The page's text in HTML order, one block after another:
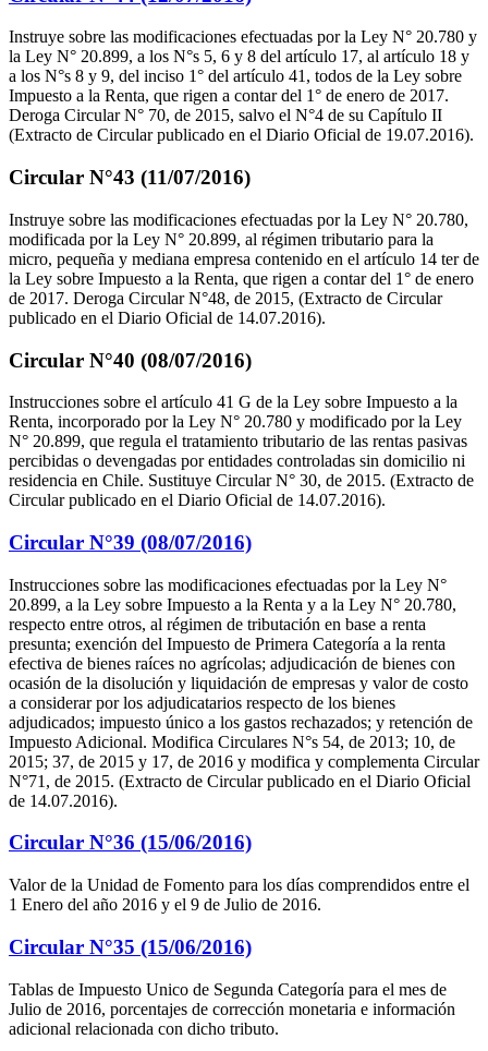
Instruye sobre las modificaciones efectuadas por la Ley N° 20.780 y
la Ley N° 20.899, a los N°s 5, 6 y 8 del artículo 17, al artículo 18 y
a los N°s 8 y 9, del inciso 1° del artículo 41, todos de la Ley sobre
Impuesto a la Renta, que rigen a contar del 1° de enero de 2017.
Deroga Circular N° 70, de 2015, salvo el N°4 de su Capítulo II
(Extracto de Circular publicado en el Diario Oficial de 19.07.2016).
Circular N°43 (11/07/2016)
Instruye sobre las modificaciones efectuadas por la Ley N° 20.780,
modificada por la Ley N° 20.899, al régimen tributario para la
micro, pequeña y mediana empresa contenido en el artículo 14 ter de
la Ley sobre Impuesto a la Renta, que rigen a contar del 1° de enero
de 2017. Deroga Circular N°48, de 2015, (Extracto de Circular
publicado en el Diario Oficial de 14.07.2016).
Circular N°40 (08/07/2016)
Instrucciones sobre el artículo 41 G de la Ley sobre Impuesto a la
Renta, incorporado por la Ley N° 20.780 y modificado por la Ley
N° 20.899, que regula el tratamiento tributario de las rentas pasivas
percibidas o devengadas por entidades controladas sin domicilio ni
residencia en Chile. Sustituye Circular N° 30, de 2015. (Extracto de
Circular publicado en el Diario Oficial de 14.07.2016).
Circular N°39 (08/07/2016)
Instrucciones sobre las modificaciones efectuadas por la Ley N°
20.899, a la Ley sobre Impuesto a la Renta y a la Ley N° 20.780,
respecto entre otros, al régimen de tributación en base a renta
presunta; exención del Impuesto de Primera Categoría a la renta
efectiva de bienes raíces no agrícolas; adjudicación de bienes con
ocasión de la disolución y liquidación de empresas y valor de costo
a considerar por los adjudicatarios respecto de los bienes
adjudicados; impuesto único a los gastos rechazados; y retención de
Impuesto Adicional. Modifica Circulares N°s 54, de 2013; 10, de
2015; 37, de 2015 y 17, de 2016 y modifica y complementa Circular
N°71, de 2015. (Extracto de Circular publicado en el Diario Oficial
de 14.07.2016).
Circular N°36 (15/06/2016)
Valor de la Unidad de Fomento para los días comprendidos entre el
1 Enero del año 2016 y el 9 de Julio de 2016.
Circular N°35 (15/06/2016)
Tablas de Impuesto Unico de Segunda Categoría para el mes de
Julio de 2016, porcentajes de corrección monetaria e información
adicional relacionada con dicho tributo.